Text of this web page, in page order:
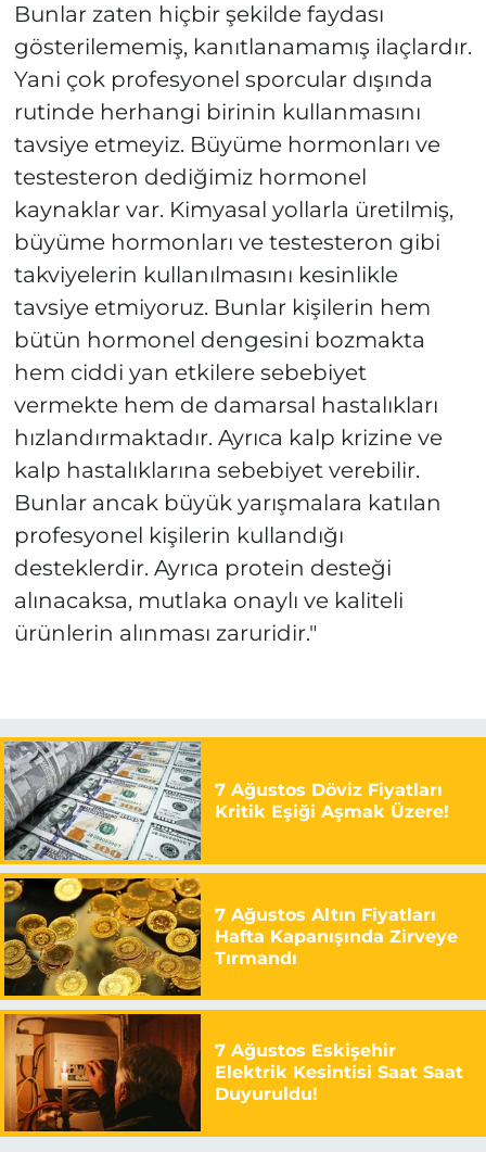
Bunlar zaten hiçbir şekilde faydası
gösterilememiş, kanıtlanamamış ilaçlardır.
Yani çok profesyonel sporcular dışında
rutinde herhangi birinin kullanmasını
tavsiye etmeyiz. Büyüme hormonları ve
testesteron dediğimiz hormonel
kaynaklar var. Kimyasal yollarla üretilmiş,
büyüme hormonları ve testesteron gibi
takviyelerin kullanılmasını kesinlikle
tavsiye etmiyoruz. Bunlar kişilerin hem
bütün hormonel dengesini bozmakta
hem ciddi yan etkilere sebebiyet
vermekte hem de damarsal hastalıkları
hızlandırmaktadır. Ayrıca kalp krizine ve
kalp hastalıklarına sebebiyet verebilir.
Bunlar ancak büyük yarışmalara katılan
profesyonel kişilerin kullandığı
desteklerdir. Ayrıca protein desteği
alınacaksa, mutlaka onaylı ve kaliteli
ürünlerin alınması zaruridir."
7 Ağustos Döviz Fiyatları
Kritik Eşiği Aşmak Üzere!
7 Ağustos Altın Fiyatları
Hafta Kapanışında Zirveye
Tırmandı
7 Ağustos Eskişehir
Elektrik Kesintisi Saat Saat
Duyuruldu!